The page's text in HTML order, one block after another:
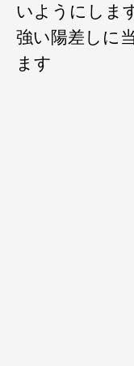
いようにしま
強い陽差しに
ます